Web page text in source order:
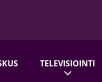
TELEVISIOINTI